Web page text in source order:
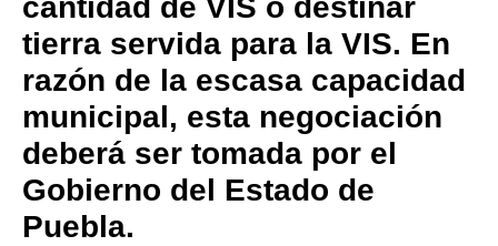
cantidad de VIS o destinar
tierra servida para la VIS. En
razón de la escasa capacidad
municipal, esta negociación
deberá ser tomada por el
Gobierno del Estado de
Puebla.